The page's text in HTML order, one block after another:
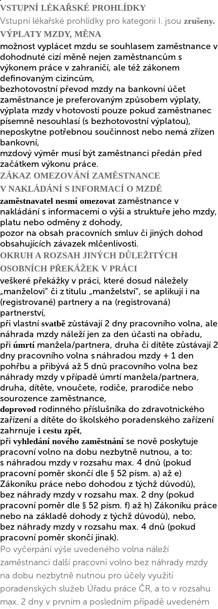
VSTUPNÍ LÉKAŘSKÉ PROHLÍDKY
Vstupní lékařské prohlídky pro kategorii I. jsou zrušeny.
VÝPLATY MZDY, MĚNA
možnost vyplácet mzdu se souhlasem zaměstnance v
dohodnuté cizí měně nejen zaměstnancům s
výkonem práce v zahraničí, ale též zákonem
definovaným cizincům,
bezhotovostní převod mzdy na bankovní účet
zaměstnance je preferovaným způsobem výplaty,
výplata mzdy v hotovosti pouze pokud zaměstnanec
písemně nesouhlasí (s bezhotovostní výplatou),
neposkytne potřebnou součinnost nebo nemá zřízen
bankovní,
mzdový výměr musí být zaměstnanci předán před
začátkem výkonu práce.
ZÁKAZ OMEZOVÁNÍ ZAMĚSTNANCE
V NAKLÁDÁNÍ S INFORMACÍ O MZDĚ
zaměstnavatel nesmí omezovat zaměstnance v
nakládání s informacemi o výši a struktuře jeho mzdy,
platu nebo odměny z dohody,
pozor na obsah pracovních smluv či jiných dohod
obsahujících závazek mlčenlivosti.
OKRUH A ROZSAH JINÝCH DŮLEŽITÝCH
OSOBNÍCH PŘEKÁŽEK V PRÁCI
veškeré překážky v práci, které dosud náležely
„manželovi“ či z titulu „manželství“, se aplikují i na
(registrované) partnery a na (registrovaná)
partnerství,
při vlastní svatbě zůstávají 2 dny pracovního volna, ale
náhrada mzdy náleží jen za den účasti na obřadu,
při úmrtí manžela/partnera, druha či dítěte zůstávají 2
dny pracovního volna s náhradou mzdy + 1 den
pohřbu a přibývá až 5 dnů pracovního volna bez
náhrady mzdy v případě úmrtí manžela/partnera,
druha, dítěte, vnoučete, rodiče, prarodiče nebo
sourozence zaměstnance,
doprovod rodinného příslušníka do zdravotnického
zařízení a dítěte do školského poradenského zařízení
zahrnuje i cestu zpět,
při vyhledání nového zaměstnáníse nově poskytuje
pracovní volno na dobu nezbytně nutnou, a to:
s náhradou mzdy v rozsahu max. 4 dnů (pokud
pracovní poměr skončí dle § 52 písm. a) až e)
Zákoníku práce nebo dohodou z týchž důvodů),
bez náhrady mzdy v rozsahu max. 2 dny (pokud
pracovní poměr dle § 52 písm. f) až h) Zákoníku práce
nebo na základě dohody z týchž důvodů), nebo,
bez náhrady mzdy v rozsahu max. 4 dnů (pokud
pracovní poměr skončí jinak).
Po vyčerpání výše uvedeného volna náleží
zaměstnanci další pracovní volno bez náhrady mzdy
na dobu nezbytně nutnou pro účely využití
poradenských služeb Úřadu práce ČR, a to v rozsahu
max. 2 dny v prvním a posledním případě uvedeném